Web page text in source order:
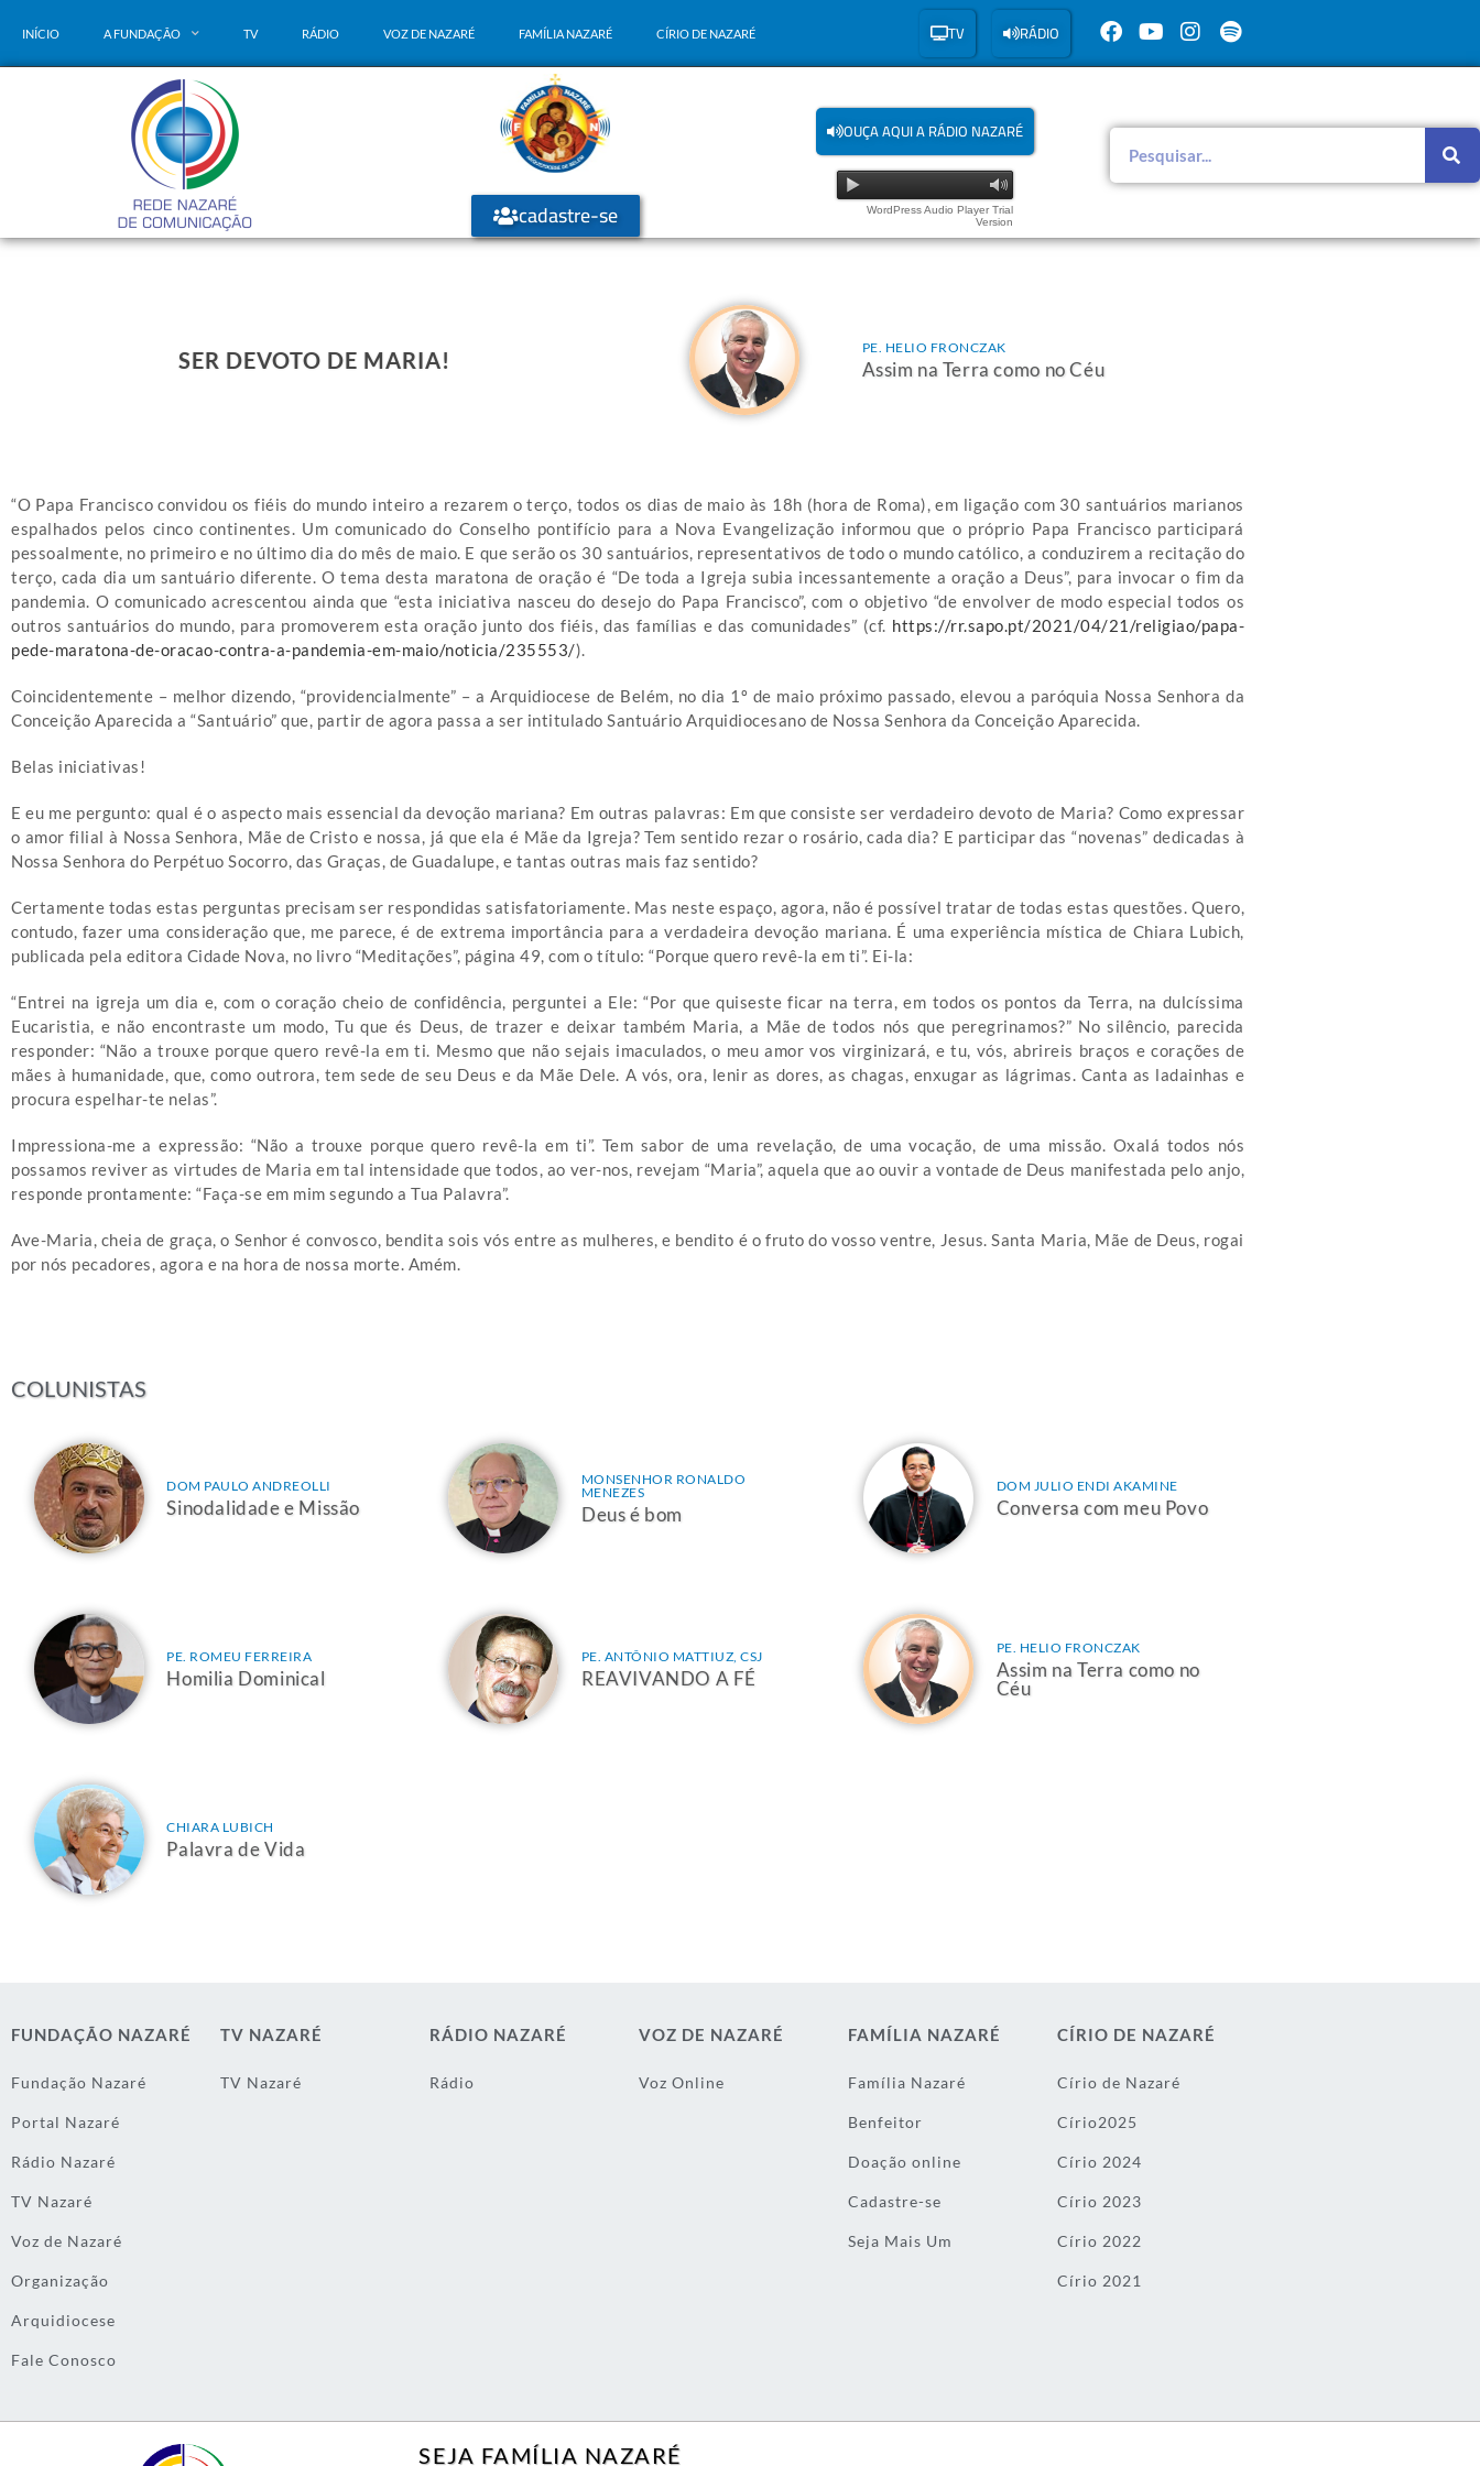
INÍCIO A FUNDAÇÃO TV RÁDIO VOZ DE NAZARÉ FAMÍLIA NAZARÉ CÍRIO DE NAZARÉ TV RÁDIO
cadastre-se
OUÇA AQUI A RÁDIO NAZARÉ
WordPress Audio Player Trial
Version
SER DEVOTO DE MARIA! PE. HELIO FRONCZAK
Assim na Terra como no Céu
“O Papa Francisco convidou os fiéis do mundo inteiro a rezarem o terço, todos os dias de maio às 18h (hora de Roma), em ligação com 30 santuários marianos
espalhados pelos cinco continentes. Um comunicado do Conselho pontifício para a Nova Evangelização informou que o próprio Papa Francisco participará
pessoalmente, no primeiro e no último dia do mês de maio. E que serão os 30 santuários, representativos de todo o mundo católico, a conduzirem a recitação do
terço, cada dia um santuário diferente. O tema desta maratona de oração é “De toda a Igreja subia incessantemente a oração a Deus”, para invocar o fim da
pandemia. O comunicado acrescentou ainda que “esta iniciativa nasceu do desejo do Papa Francisco”, com o objetivo “de envolver de modo especial todos os
outros santuários do mundo, para promoverem esta oração junto dos fiéis, das famílias e das comunidades” (cf. https://rr.sapo.pt/2021/04/21/religiao/papa-
pede-maratona-de-oracao-contra-a-pandemia-em-maio/noticia/235553/).
Coincidentemente – melhor dizendo, “providencialmente” – a Arquidiocese de Belém, no dia 1º de maio próximo passado, elevou a paróquia Nossa Senhora da
Conceição Aparecida a “Santuário” que, partir de agora passa a ser intitulado Santuário Arquidiocesano de Nossa Senhora da Conceição Aparecida.
Belas iniciativas!
E eu me pergunto: qual é o aspecto mais essencial da devoção mariana? Em outras palavras: Em que consiste ser verdadeiro devoto de Maria? Como expressar
o amor filial à Nossa Senhora, Mãe de Cristo e nossa, já que ela é Mãe da Igreja? Tem sentido rezar o rosário, cada dia? E participar das “novenas” dedicadas à
Nossa Senhora do Perpétuo Socorro, das Graças, de Guadalupe, e tantas outras mais faz sentido?
Certamente todas estas perguntas precisam ser respondidas satisfatoriamente. Mas neste espaço, agora, não é possível tratar de todas estas questões. Quero,
contudo, fazer uma consideração que, me parece, é de extrema importância para a verdadeira devoção mariana. É uma experiência mística de Chiara Lubich,
publicada pela editora Cidade Nova, no livro “Meditações”, página 49, com o título: “Porque quero revê-la em ti”. Ei-la:
“Entrei na igreja um dia e, com o coração cheio de confidência, perguntei a Ele: “Por que quiseste ficar na terra, em todos os pontos da Terra, na dulcíssima
Eucaristia, e não encontraste um modo, Tu que és Deus, de trazer e deixar também Maria, a Mãe de todos nós que peregrinamos?” No silêncio, parecida
responder: “Não a trouxe porque quero revê-la em ti. Mesmo que não sejais imaculados, o meu amor vos virginizará, e tu, vós, abrireis braços e corações de
mães à humanidade, que, como outrora, tem sede de seu Deus e da Mãe Dele. A vós, ora, lenir as dores, as chagas, enxugar as lágrimas. Canta as ladainhas e
procura espelhar-te nelas”.
Impressiona-me a expressão: “Não a trouxe porque quero revê-la em ti”. Tem sabor de uma revelação, de uma vocação, de uma missão. Oxalá todos nós
possamos reviver as virtudes de Maria em tal intensidade que todos, ao ver-nos, revejam “Maria”, aquela que ao ouvir a vontade de Deus manifestada pelo anjo,
responde prontamente: “Faça-se em mim segundo a Tua Palavra”.
Ave-Maria, cheia de graça, o Senhor é convosco, bendita sois vós entre as mulheres, e bendito é o fruto do vosso ventre, Jesus. Santa Maria, Mãe de Deus, rogai
por nós pecadores, agora e na hora de nossa morte. Amém.
COLUNISTAS
DOM PAULO ANDREOLLI
Sinodalidade e Missão
MONSENHOR RONALDO
MENEZES
Deus é bom
DOM JULIO ENDI AKAMINE
Conversa com meu Povo
PE. ROMEU FERREIRA
Homilia Dominical
PE. ANTÔNIO MATTIUZ, CSJ
REAVIVANDO A FÉ
PE. HELIO FRONCZAK
Assim na Terra como no
Céu
CHIARA LUBICH
Palavra de Vida
FUNDAÇÃO NAZARÉ
Fundação Nazaré
Portal Nazaré
Rádio Nazaré
TV Nazaré
Voz de Nazaré
Organização
Arquidiocese
Fale Conosco
TV NAZARÉ
TV Nazaré
RÁDIO NAZARÉ
Rádio
VOZ DE NAZARÉ
Voz Online
FAMÍLIA NAZARÉ
Família Nazaré
Benfeitor
Doação online
Cadastre-se
Seja Mais Um
CÍRIO DE NAZARÉ
Círio de Nazaré
Círio2025
Círio 2024
Círio 2023
Círio 2022
Círio 2021
SEJA FAMÍLIA NAZARÉ